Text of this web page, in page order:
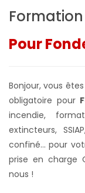
Pour
Bonjour, vous
obligatoire pour
incendie,
extincteurs,
confiné... pour
prise en charge
nous !